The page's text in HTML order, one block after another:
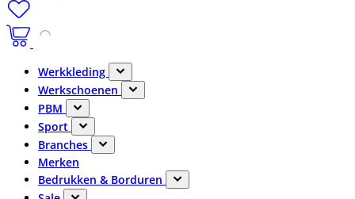
Werkkleding
Werkschoenen
PBM
Sport
Branches
Merken
Bedrukken & Borduren